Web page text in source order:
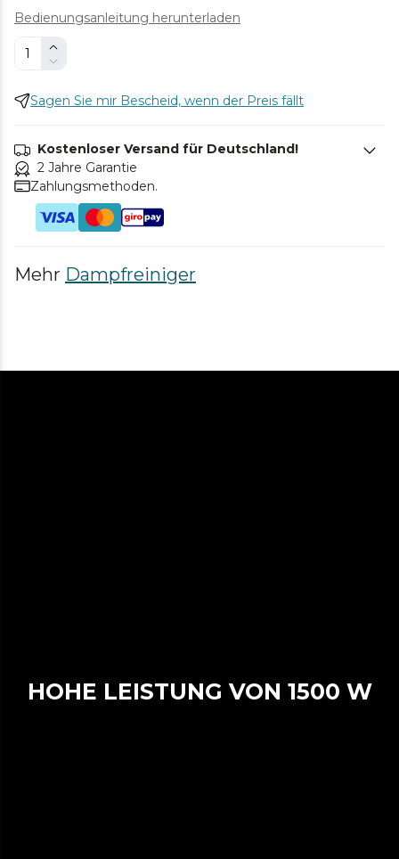
Bedienungsanleitung herunterladen
Sagen Sie mir Bescheid, wenn der Preis fällt
Kostenloser Versand für Deutschland!
2 Jahre Garantie
Zahlungsmethoden.
Mehr Dampfreiniger
HOHE LEISTUNG VON 1500 W